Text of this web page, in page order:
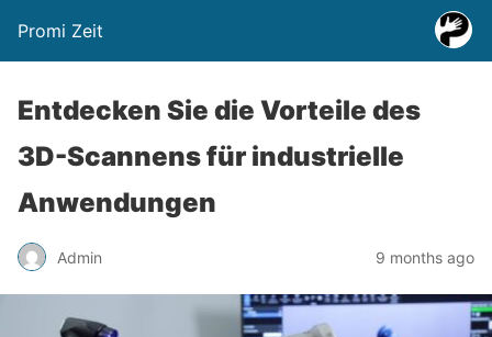
Promi Zeit
Entdecken Sie die Vorteile des
3D-Scannens für industrielle
Anwendungen
Admin 9 months ago